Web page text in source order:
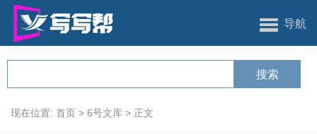
导航
现在位置: 首页 > 6号文库 > 正文